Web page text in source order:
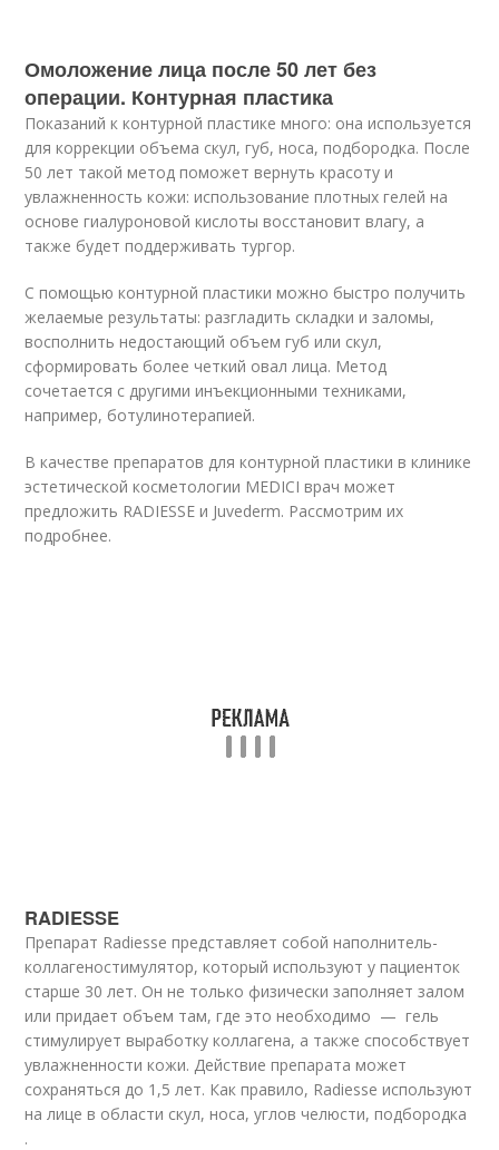
Омоложение лица после 50 лет без
операции. Контурная пластика
Показаний к контурной пластике много: она используется
для коррекции объема скул, губ, носа, подбородка. После
50 лет такой метод поможет вернуть красоту и
увлажненность кожи: использование плотных гелей на
основе гиалуроновой кислоты восстановит влагу, а
также будет поддерживать тургор.
С помощью контурной пластики можно быстро получить
желаемые результаты: разгладить складки и заломы,
восполнить недостающий объем губ или скул,
сформировать более четкий овал лица. Метод
сочетается с другими инъекционными техниками,
например, ботулинотерапией.
В качестве препаратов для контурной пластики в клинике
эстетической косметологии MEDICI врач может
предложить RADIESSE и Juvederm. Рассмотрим их
подробнее.
RADIESSE
Препарат Radiesse представляет собой наполнитель-
коллагеностимулятор, который используют у пациенток
старше 30 лет. Он не только физически заполняет залом
или придает объем там, где это необходимо — гель
стимулирует выработку коллагена, а также способствует
увлажненности кожи. Действие препарата может
сохраняться до 1,5 лет. Как правило, Radiesse используют
на лице в области скул, носа, углов челюсти, подбородка
.